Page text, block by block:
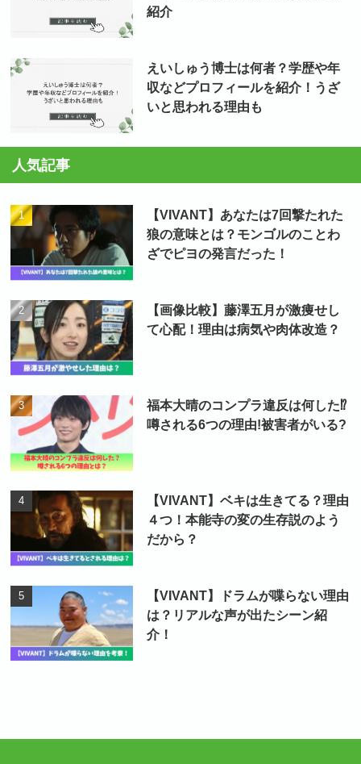
紹介
えいしゅう博士は何者？学歴や年
収などプロフィールを紹介！うざ
いと思われる理由も
人気記事
【VIVANT】あなたは7回撃たれた
狼の意味とは？モンゴルのことわ
ざでピヨの発言だった！
【画像比較】藤澤五月が激痩せし
て心配！理由は病気や肉体改造？
福本大晴のコンプラ違反は何した⁉
噂される6つの理由!被害者がいる?
【VIVANT】ベキは生きてる？理由
４つ！本能寺の変の生存説のよう
だから？
【VIVANT】ドラムが喋らない理由
は？リアルな声が出たシーン紹
介！